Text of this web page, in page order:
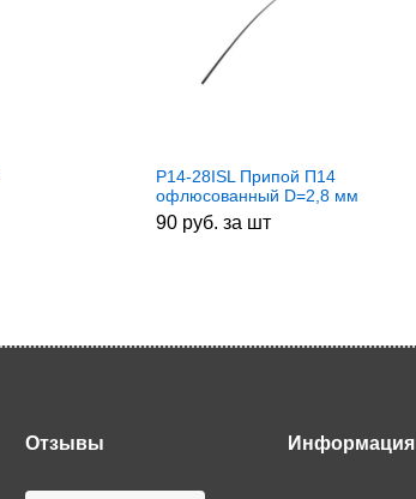
P14-28ISL Припой П14
офлюсованный D=2,8 мм
90 руб. за шт
Отзывы Информация